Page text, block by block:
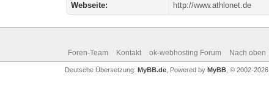
Webseite: http://www.athlonet.de
Foren-Team Kontakt ok-webhosting Forum Nach oben
Deutsche Übersetzung: MyBB.de, Powered by MyBB, © 2002-2026